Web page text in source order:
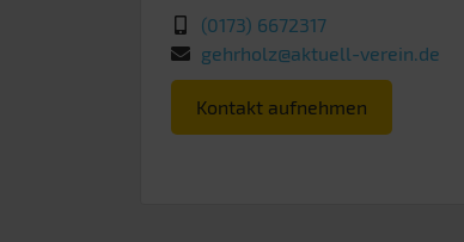
(0173) 6672317
gehrholz@aktuell-verein.de
Kontakt aufnehmen